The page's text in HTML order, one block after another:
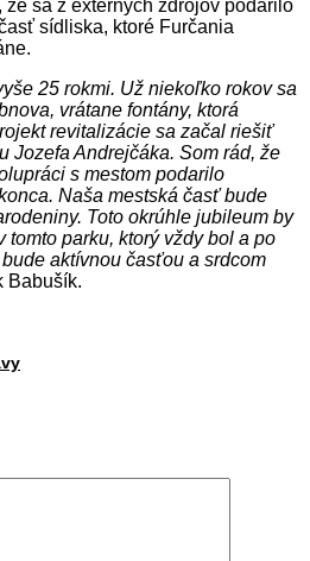
sa z externých zdrojov podarilo
sídliska, ktoré Furčania
25 rokmi. Už niekoľko rokov sa
vrátane fontány, ktorá
revitalizácie sa začal riešiť
Jozefa Andrejčáka. Som rád, že
s mestom podarilo
Naša mestská časť bude
Toto okrúhle jubileum by
parku, ktorý vždy bol a po
aktívnou časťou a srdcom
Babušík.